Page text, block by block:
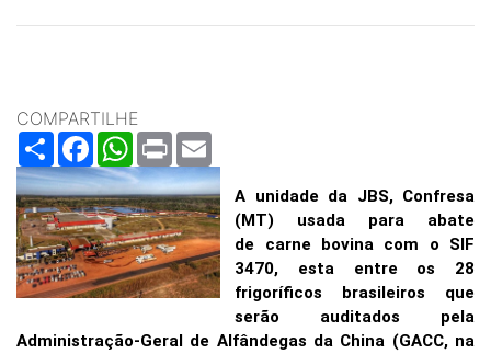
COMPARTILHE
ShareFacebookWhatsApp
Print
A unidade da JBS, Confresa
(MT) usada para abate
de carne bovina com o SIF
3470, esta entre os 28
frigoríficos brasileiros que
serão auditados pela
Administração-Geral de Alfândegas da China (GACC, na